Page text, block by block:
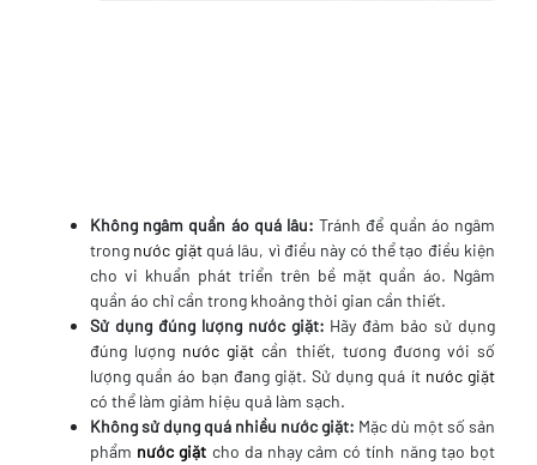
Không ngâm quần áo quá lâu: Tránh để quần áo ngâm
trong nước giặtquá lâu, vì điều này có thể tạo điều kiện
cho vi khuẩn phát triển trên bề mặt quần áo. Ngâm
quần áo chỉ cần trong khoảng thời gian cần thiết.
Sử dụng đúng lượng nước giặt: Hãy đảm bảo sử dụng
đúng lượng nước giặt cần thiết, tương đương với số
lượng quần áo bạn đang giặt. Sử dụng quá ít nước giặt
có thể làm giảm hiệu quả làm sạch.
Không sử dụng quá nhiều nước giặt: Mặc dù một số sản
phẩm nước giặt cho da nhạy cảm có tính năng tạo bọt